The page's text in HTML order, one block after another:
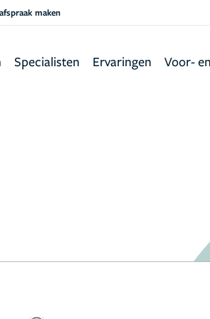
maken
Specialisten Ervaringen Voor-